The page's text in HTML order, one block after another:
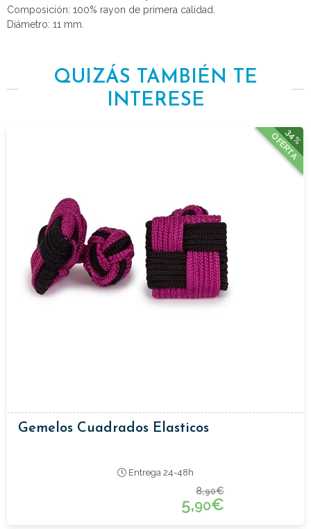
Composición: 100% rayon de primera calidad.
Diámetro: 11 mm.
QUIZÁS TAMBIÉN TE
INTERESE
34%
OFERTA
Gemelos Cuadrados Elasticos
Entrega 24-48h
8,90€
5,90€